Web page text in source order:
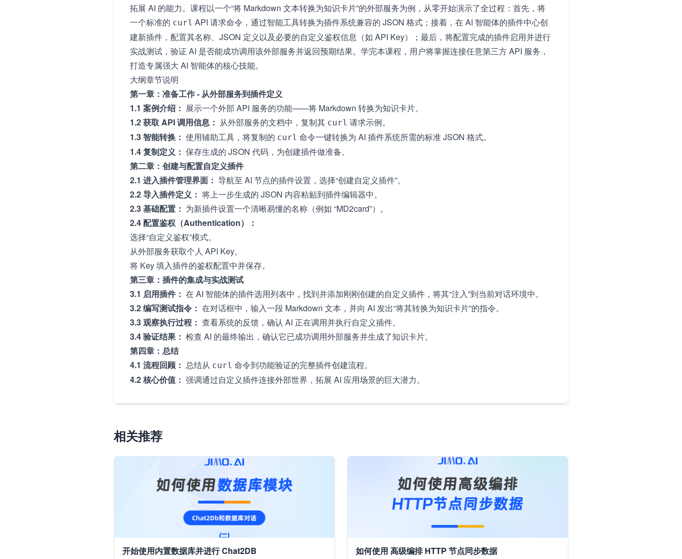
拓展 AI 的能力。课程以一个“将 Markdown 文本转换为知识卡片”的外部服务为例，从零开始演示了全过程：首先，将
一个标准的 curl API 请求命令，通过智能工具转换为插件系统兼容的 JSON 格式；接着，在 AI 智能体的插件中心创
建新插件，配置其名称、JSON 定义以及必要的自定义鉴权信息（如 API Key）；最后，将配置完成的插件启用并进行
实战测试，验证 AI 是否能成功调用该外部服务并返回预期结果。学完本课程，用户将掌握连接任意第三方 API 服务，
打造专属强大 AI 智能体的核心技能。
大纲章节说明
第一章：准备工作 - 从外部服务到插件定义
1.1 案例介绍： 展示一个外部 API 服务的功能——将 Markdown 转换为知识卡片。
1.2 获取 API 调用信息： 从外部服务的文档中，复制其 curl 请求示例。
1.3 智能转换： 使用辅助工具，将复制的 curl 命令一键转换为 AI 插件系统所需的标准 JSON 格式。
1.4 复制定义： 保存生成的 JSON 代码，为创建插件做准备。
第二章：创建与配置自定义插件
2.1 进入插件管理界面： 导航至 AI 节点的插件设置，选择“创建自定义插件”。
2.2 导入插件定义： 将上一步生成的 JSON 内容粘贴到插件编辑器中。
2.3 基础配置： 为新插件设置一个清晰易懂的名称（例如 “MD2card”）。
2.4 配置鉴权（Authentication）：
选择“自定义鉴权”模式。
从外部服务获取个人 API Key。
将 Key 填入插件的鉴权配置中并保存。
第三章：插件的集成与实战测试
3.1 启用插件： 在 AI 智能体的插件选用列表中，找到并添加刚刚创建的自定义插件，将其“注入”到当前对话环境中。
3.2 编写测试指令： 在对话框中，输入一段 Markdown 文本，并向 AI 发出“将其转换为知识卡片”的指令。
3.3 观察执行过程： 查看系统的反馈，确认 AI 正在调用并执行自定义插件。
3.4 验证结果： 检查 AI 的最终输出，确认它已成功调用外部服务并生成了知识卡片。
第四章：总结
4.1 流程回顾： 总结从 curl 命令到功能验证的完整插件创建流程。
4.2 核心价值： 强调通过自定义插件连接外部世界，拓展 AI 应用场景的巨大潜力。
相关推荐
开始使用内置数据库并进行 Chat2DB 如何使用 高级编排 HTTP 节点同步数据